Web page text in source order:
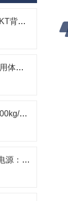
奥地利TEADIT TF1570-VKT背胶改性PTFE板材 模具精密垫片技术应用
AQ超声波气泡传感器的作用体现在哪些方面？
德国HADEF 24/12 HH-1000kg/1起重小车在工程机械维修中的应用
荷兰 SM1500-CP-30直流电源：高性价比高压储能测试解决方案